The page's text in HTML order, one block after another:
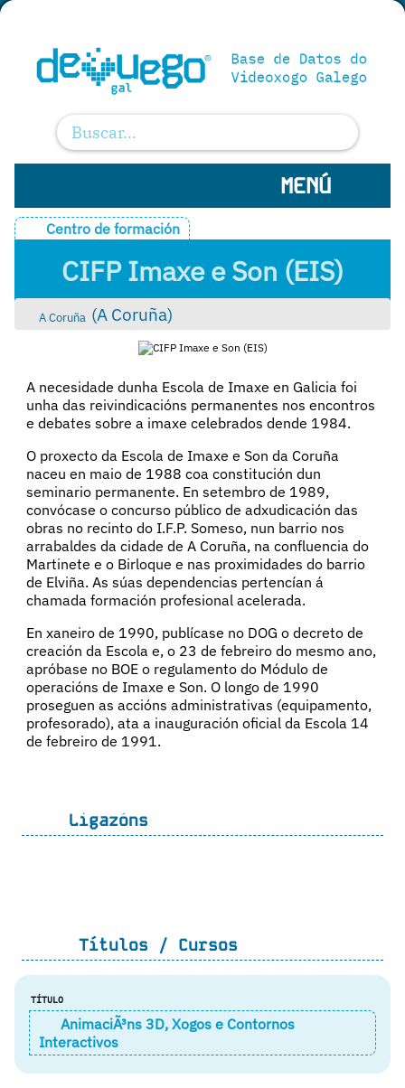
MENÚ
Centro de formación
CIFP Imaxe e Son (EIS)
A Coruña (A Coruña)
A necesidade dunha Escola de Imaxe en Galicia foi
unha das reivindicacións permanentes nos encontros
e debates sobre a imaxe celebrados dende 1984.
O proxecto da Escola de Imaxe e Son da Coruña
naceu en maio de 1988 coa constitución dun
seminario permanente. En setembro de 1989,
convócase o concurso público de adxudicación das
obras no recinto do I.F.P. Someso, nun barrio nos
arrabaldes da cidade de A Coruña, na confluencia do
Martinete e o Birloque e nas proximidades do barrio
de Elviña. As súas dependencias pertencían á
chamada formación profesional acelerada.
En xaneiro de 1990, publícase no DOG o decreto de
creación da Escola e, o 23 de febreiro do mesmo ano,
apróbase no BOE o regulamento do Módulo de
operacións de Imaxe e Son. O longo de 1990
proseguen as accións administrativas (equipamento,
profesorado), ata a inauguración oficial da Escola 14
de febreiro de 1991.
Ligazóns
Títulos / Cursos
TÍTULO
AnimaciÃ³ns 3D, Xogos e Contornos
Interactivos